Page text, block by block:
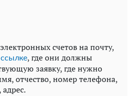
счетов на почту,
ссылке, где они должны
заявку, где нужно
отчество, номер телефона,